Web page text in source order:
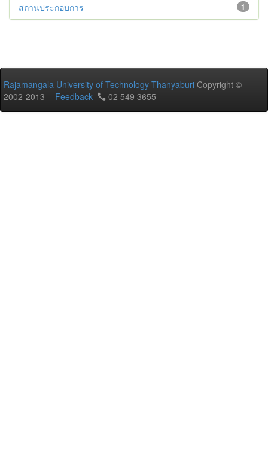
1
สถานประกอบการ
Rajamangala University of Technology Thanyaburi Copyright ©
2002-2013 - Feedback 02 549 3655